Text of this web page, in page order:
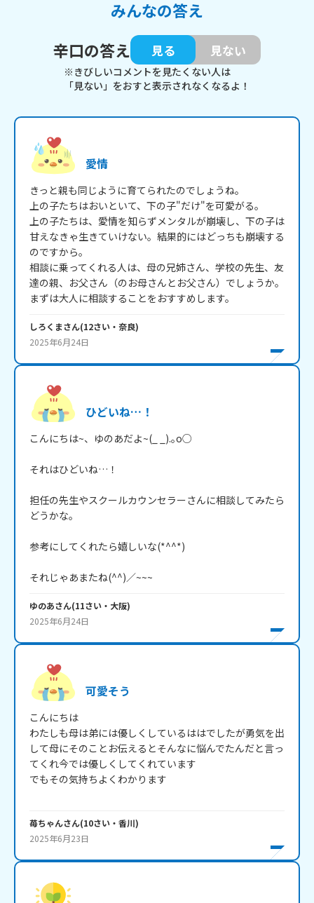
みんなの答え
辛口の答え
見る 見ない
※きびしいコメントを見たくない人は
「見ない」をおすと表示されなくなるよ！
愛情
きっと親も同じように育てられたのでしょうね。
上の子たちはおいといて、下の子"だけ"を可愛がる。
上の子たちは、愛情を知らずメンタルが崩壊し、下の子は
甘えなきゃ生きていけない。結果的にはどっちも崩壊する
のですから。
相談に乗ってくれる人は、母の兄姉さん、学校の先生、友
達の親、お父さん（のお母さんとお父さん）でしょうか。
まずは大人に相談することをおすすめします。
しろくまさん(12さい・ 奈良)
2025年6月24日
ひどいね…！
こんにちは~、ゆのあだよ~(_ _).｡o○
それはひどいね…！
担任の先生やスクールカウンセラーさんに相談してみたら
どうかな。
参考にしてくれたら嬉しいな(*^^*)
それじゃあまたね(^^)／~~~
ゆのあさん(11さい・ 大阪)
2025年6月24日
可愛そう
こんにちは
わたしも母は弟には優しくしているははでしたが勇気を出
して母にそのことお伝えるとそんなに悩んでたんだと言っ
てくれ今では優しくしてくれています
でもその気持ちよくわかります
苺ちゃんさん(10さい・ 香川)
2025年6月23日